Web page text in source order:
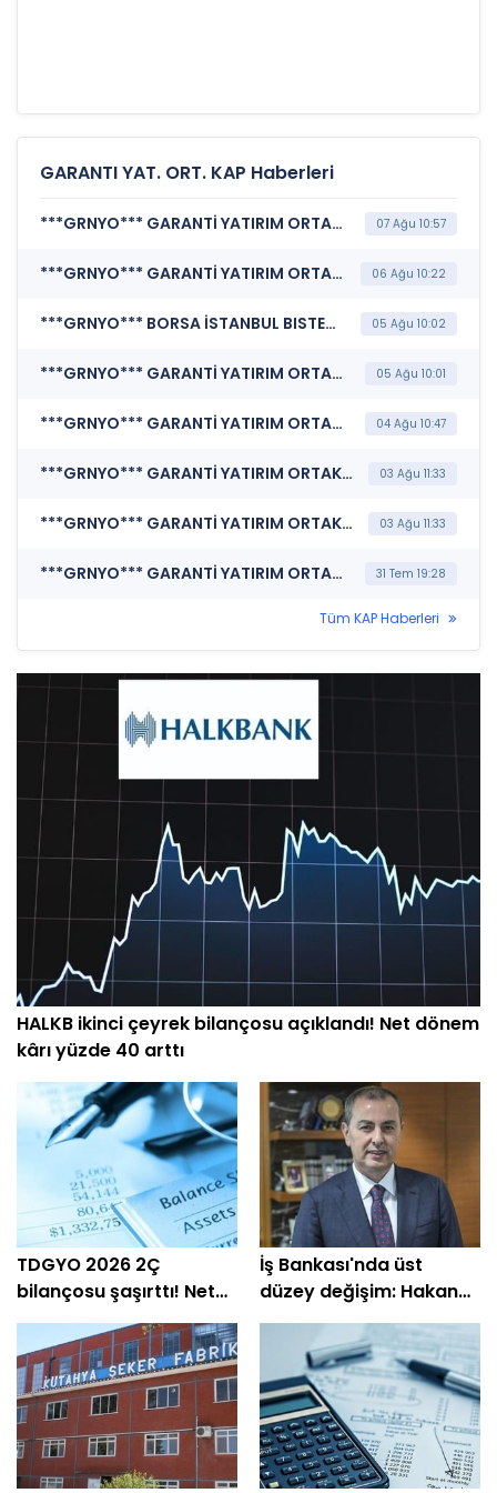
GARANTI YAT. ORT. KAP Haberleri
***GRNYO*** GARANTİ YATIRIM ORTAKLIĞI A.Ş. (Özel Durum Açıklaması (Genel)) 07 Ağu 10:57
***GRNYO*** GARANTİ YATIRIM ORTAKLIĞI A.Ş. (Özel Durum Açıklaması (Genel)) 06 Ağu 10:22
***GRNYO*** BORSA İSTANBUL BISTECH DEVRE KESİCİ UYGULAMASI (Pay Bazında Devre Kesici Bildirimi) 05 Ağu 10:02
***GRNYO*** GARANTİ YATIRIM ORTAKLIĞI A.Ş. (Özel Durum Açıklaması (Genel)) 05 Ağu 10:01
***GRNYO*** GARANTİ YATIRIM ORTAKLIĞI A.Ş. (Özel Durum Açıklaması (Genel)) 04 Ağu 10:47
***GRNYO*** GARANTİ YATIRIM ORTAKLIĞI A.Ş. (Özel Durum Açıklaması (Genel)) 03 Ağu 11:33
***GRNYO*** GARANTİ YATIRIM ORTAKLIĞI A.Ş. (Haftalık Rapor) 03 Ağu 11:33
***GRNYO*** GARANTİ YATIRIM ORTAKLIĞI A.Ş. (Performans Sunuş Raporu) 31 Tem 19:28
Tüm KAP Haberleri
HALKB ikinci çeyrek bilançosu açıklandı! Net dönem
kârı yüzde 40 arttı
TDGYO 2026 2Ç
bilançosu şaşırttı! Net
kâr yüzde 105 bin arttı
İş Bankası'nda üst
düzey değişim: Hakan
Aran görevini
devrediyor